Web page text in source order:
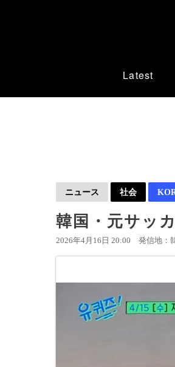
Latest
ニュース 社会
韓国・元サッ
2026年4月16日 20:00 発信地：